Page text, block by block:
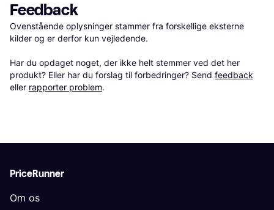
Feedback
Ovenstående oplysninger stammer fra forskellige eksterne
kilder og er derfor kun vejledende.
Har du opdaget noget, der ikke helt stemmer ved det her
produkt? Eller har du forslag til forbedringer? Send feedback
eller rapporter problem.
PriceRunner
Om os